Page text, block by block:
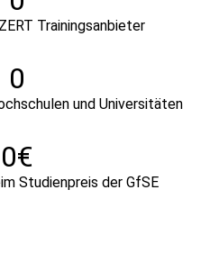
Trainingsanbieter
0
und Universitäten
0
Studienpreis der GfSE